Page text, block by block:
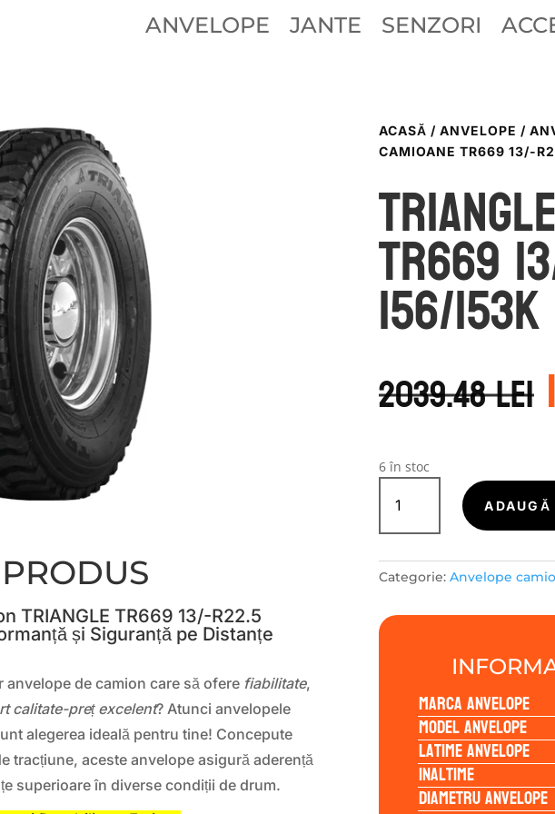
ANVELOPE JANTE SENZORI
TRIANGLE TR669 13/-R22.5
și Siguranță pe Distanțe
anvelope de camion care să ofere fiabilitate,
calitate-preț excelent? Atunci anvelopele
alegerea ideală pentru tine! Concepute
tracțiune, aceste anvelope asigură aderență
superioare în diverse condiții de drum.
ACASĂ / ANVELOPE /
CAMIOANE TR669 13/-
TR669
156/153K
2039.48lei
6 în stoc
Cantitate
TRIANGLE-
CAMIOANE
13/-
R22.5
156/153K
ADAUGĂ
Categorie: Anvelope
Marca anvelope
Model anvelope
Latime anvelope
Inaltime
Diametru anvelope